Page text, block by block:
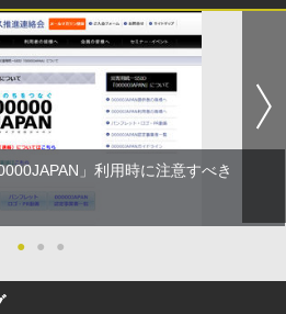
」利用時に注意すべき
● ● ●